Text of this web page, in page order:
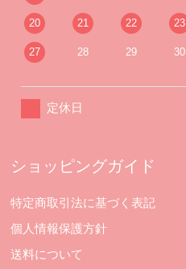
20 21 22 23
27 28 29 30
定休日
ショッピングガイド
特定商取引法に基づく表記
個人情報保護方針
送料について